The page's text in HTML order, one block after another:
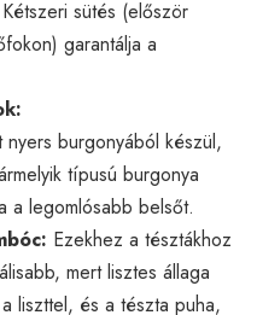
sütés (először
garantálja a
nyers burgonyából készül,
típusú burgonya
a legomlósabb belsőt.
Ezekhez a tésztákhoz
mert lisztes állaga
liszttel, és a tészta puha,